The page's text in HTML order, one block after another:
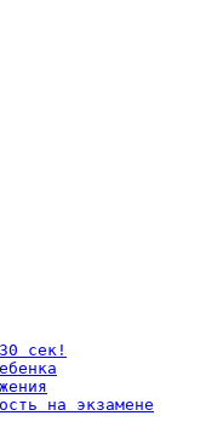
сек!
на экзамене